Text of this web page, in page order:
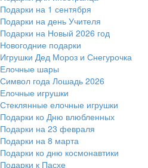
Подарки на 1 сентября
Подарки на день Учителя
Подарки на Новый 2026 год
Новогодние подарки
Игрушки Дед Мороз и Снегурочка
Елочные шары
Символ года Лошадь 2026
Елочные игрушки
Стеклянные елочные игрушки
Подарки ко Дню влюбленных
Подарки на 23 февраля
Подарки на 8 марта
Подарки ко дню космонавтики
Подарки к Пасхе